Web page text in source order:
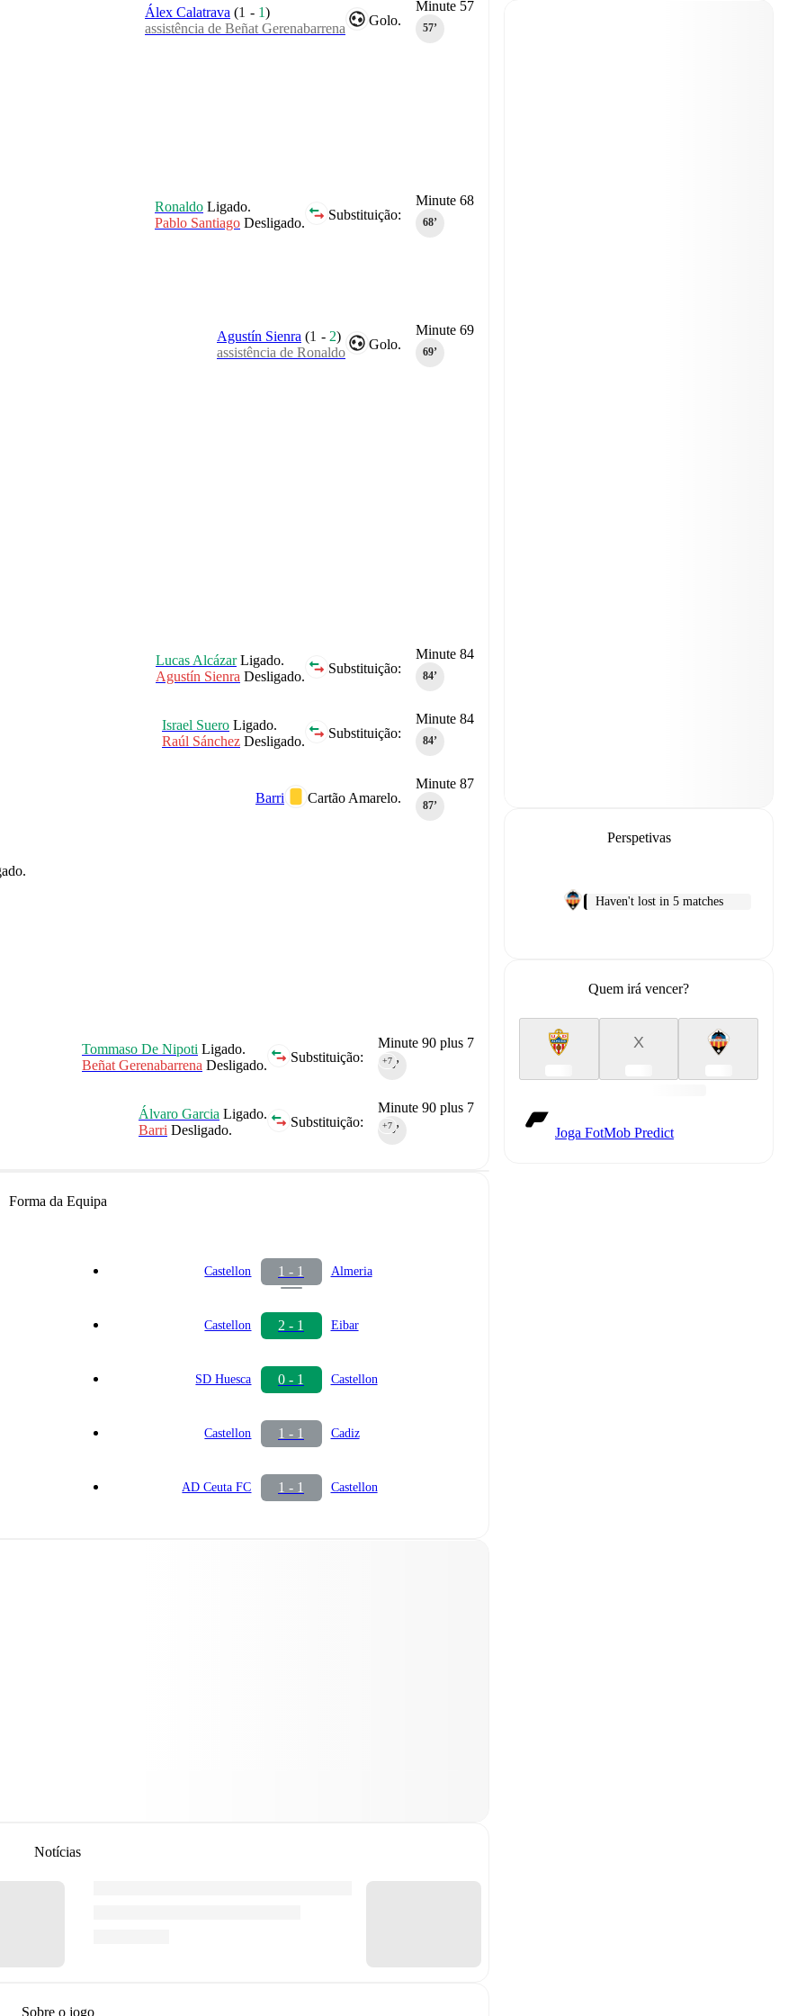
Minute 57
57‎’‎
Golo.
Álex Calatrava (1 - 1)
assistência de Beñat Gerenabarrena
Minute 68
68‎’‎
Substituição:
Ronaldo Ligado.
Pablo Santiago Desligado.
Minute 69
69‎’‎
Golo.
Agustín Sienra (1 - 2)
assistência de Ronaldo
Minute 84
84‎’‎
Substituição:
Lucas AlcázarLigado.
Agustín Sienra Desligado.
Minute 84
84‎’‎
Substituição:
Israel Suero Ligado.
Raúl Sánchez Desligado.
Minute 87
87‎’‎
Cartão Amarelo.
Barri
Minute 90 plus 7
90‎’‎
+7
Substituição:
Tommaso De Nipoti Ligado.
Beñat Gerenabarrena Desligado.
Minute 90 plus 7
90‎’‎
+7
Substituição:
Álvaro Garcia Ligado.
Barri Desligado.
Forma da Equipa
Castellon 1 - 1 Almeria
Castellon 2 - 1 Eibar
SD Huesca 0 - 1 Castellon
Castellon 1 - 1 Cadiz
AD Ceuta FC 1 - 1 Castellon
Notícias
Sobre o jogo
Perspetivas
Haven't lost in 5 matches
Quem irá vencer?
X
Joga FotMob Predict